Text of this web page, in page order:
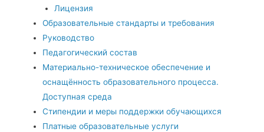
Лицензия
Образовательные стандарты и требования
Руководство
Педагогический состав
Материально-техническое обеспечение и
оснащённость образовательного процесса.
Доступная среда
Стипендии и меры поддержки обучающихся
Платные образовательные услуги